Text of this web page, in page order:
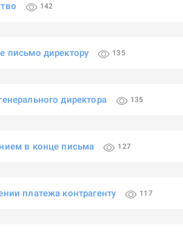
142
письмо директору 135
директора 135
в конце письма 127
платежа контрагенту 117